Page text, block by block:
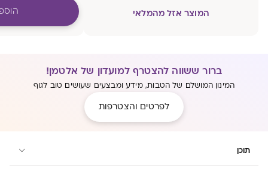
המוצר אזל מהמלאי
ברור ששווה להצטרף למועדון של אלטמן!
המינון המושלם של הטבות, מידע ומבצעים שעושים טוב לגוף
לפרטים והצטרפות
תוכן